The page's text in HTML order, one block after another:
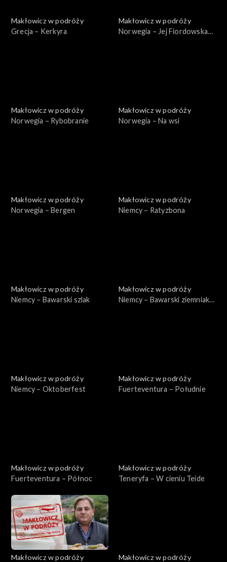
Makłowicz w podróży
Grecja – Kerkyra
Makłowicz w podróży
Norwegia – Jej Fiordowska
Makłowicz w podróży
Norwegia – Rybobranie
Makłowicz w podróży
Norwegia – Na wsi
Makłowicz w podróży
Norwegia – Bergen
Makłowicz w podróży
Niemcy – Ratyzbona
Makłowicz w podróży
Niemcy – Bawarski szlak
Makłowicz w podróży
Niemcy – Bawarski ziemniak i
Makłowicz w podróży
Niemcy – Oktoberfest
Makłowicz w podróży
Fuerteventura – Południe
Makłowicz w podróży
Fuerteventura – Północ
Makłowicz w podróży
Teneryfa – W cieniu Teide
Makłowicz w podróży
Makłowicz w podróży